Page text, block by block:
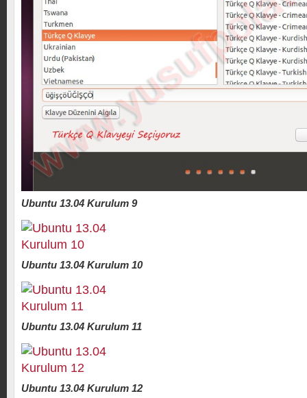
Ubuntu 13.04 Kurulum 9
Ubuntu 13.04 Kurulum 10
Ubuntu 13.04 Kurulum 11
Ubuntu 13.04 Kurulum 12